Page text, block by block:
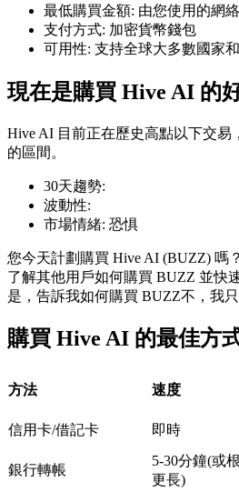
幣本位永續
以數字貨幣為保證金的永續合
TradFi
美股、外匯、貴金屬及大宗商
最低購買金額: 由您使用的網
支付方式: 加密貨幣錢包
可用性: 支持全球大多數國家
現在是購買 Hive AI 的
Hive AI 目前正在歷史高點以下交易
的區間。
30天趨勢:
波動性:
市場情緒: 恐惧
您今天計劃購買 Hive AI (BUZZ) 嗎？
了解其他用戶如何購買 BUZZ 並快
是，告訴我如何購買 BUZZ不，我
購買 Hive AI 的最佳方
方法 速度
信用卡/借記卡
即時
銀行轉帳
5-30分鐘(或
更長)